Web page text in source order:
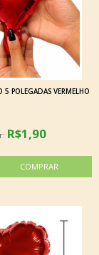
5 POLEGADAS VERMELHO
R$1,90